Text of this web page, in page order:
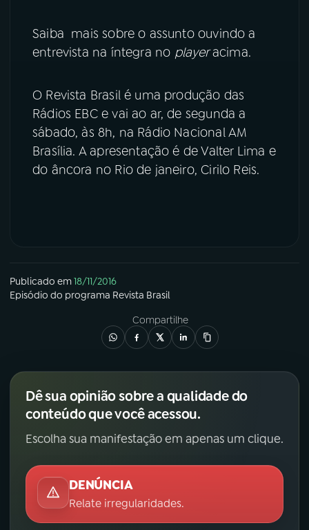
TikTok
Saiba mais sobre o assunto ouvindo a
entrevista na íntegra no playeracima.
O Revista Brasil é uma produção das
Rádios EBC e vai ao ar, de segunda a
sábado, às 8h, na Rádio Nacional AM
Brasília. A apresentação é de Valter Lima e
do âncora no Rio de janeiro, Cirilo Reis.
Publicado em18/11/2016
Episódio do programa Revista Brasil
Compartilhe
Dê sua opinião sobre a qualidade do
conteúdo que você acessou.
Escolha sua manifestação em apenas um clique.
DENÚNCIA
Relate irregularidades.